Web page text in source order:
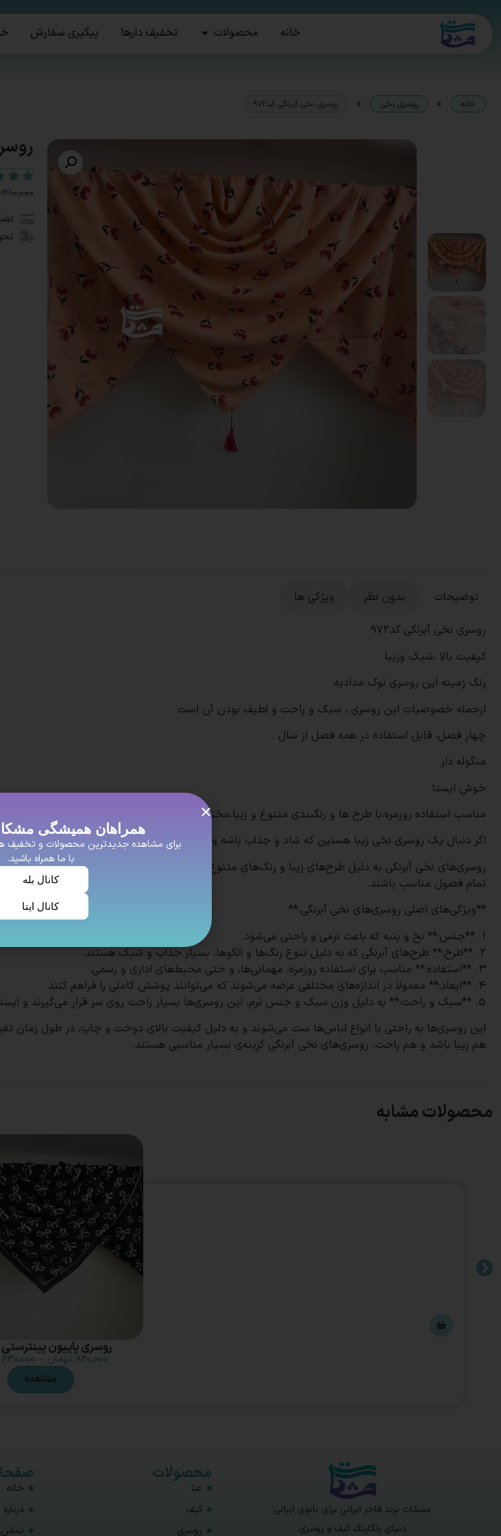
خانه محصولات تخفیف دارها پیگیری سفارش
خانه » روسری نخی » روسری نخی آبرنگی کد۹۷۲
۳۱۰,۰۰۰
توضیحات بدون نظر
ویژگی ها
روسری نخی آبرنگی کد۹۷۲
کیفیت بالا ،شیک وزیبا
رنگ زمینه این روسری نوک مدادیه
ازجمله خصوصیات این روسری ، سبک و راحت و لطیف بودن آن است.
چهار فصل، قابل استفاده در همه فصل از سال .
منگوله دار
خوش ایستا
مناسب استفاده روزمره،با طرح ها و رنگبندی متنوع و زیبا،مختص افراد خوش سلیغه و با عشق که برای
اگر دنبال یک روسری نخی زیبا هستین که شاد و جذاب باشه و کیفیت خوبی داشته باشه این روسری نخی
روسری‌های نخی آبرنگی به دلیل طرح‌های زیبا و رنگ‌های متنوع، بسیار محبوب هستند. این روسری‌ها از
تمام فصول مناسب باشند.
**ویژگی‌های اصلی روسری‌های نخی آبرنگی:**
1. **جنس:** نخ و پنبه که باعث نرمی و راحتی می‌شود.
2. **طرح:** طرح‌های آبرنگی که به دلیل تنوع رنگ‌ها و الگوها، بسیار جذاب و شیک هستند.
3. **استفاده:** مناسب برای استفاده روزمره، مهمانی‌ها، و حتی محیط‌های اداری و رسمی.
4. **ابعاد:** معمولاً در اندازه‌های مختلفی عرضه می‌شوند که می‌توانند پوشش کاملی را فراهم کنند.
5. **سبک و راحت:** به دلیل وزن سبک و جنس نرم، این روسری‌ها بسیار راحت روی سر قرار می‌گیرند و ایستایی خوبی دارند.
هم زیبا باشد و هم راحت، روسری‌های نخی آبرنگی گزینه‌ی بسیار مناسبی هستند.
محصولات مشابه
روسری پاپیون
۸۲۰,۰۰۰ تومان – ۶۳۰,۰۰۰
مشاهده
مشکات برند فاخر ایرانی برای بانوی ایرانی
دنیای رنگارنگ کیف و روسری
محصولات
عبا
کیف
روسری
خانه
تماس
همراهان همیشگی
برای مشاهده جدیدترین محصولات و تخفیف ها
با ما همراه باشید.
کانال بله
کانال ایتا